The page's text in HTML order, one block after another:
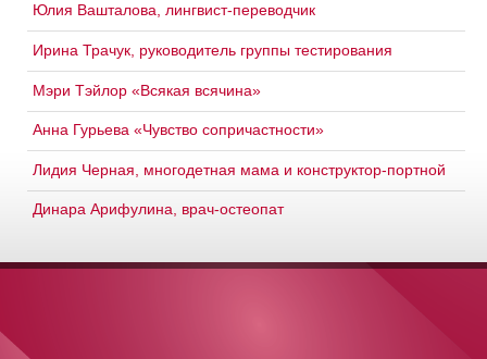
Юлия Вашталова, лингвист-переводчик
Ирина Трачук, руководитель группы тестирования
Мэри Тэйлор «Всякая всячина»
Анна Гурьева «Чувство сопричастности»
Лидия Черная, многодетная мама и конструктор-портной
Динара Арифулина, врач-остеопат